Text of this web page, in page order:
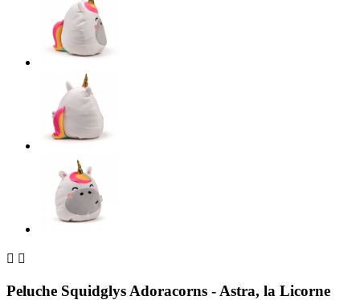
 
Peluche Squidglys Adoracorns - Astra, la Licorne